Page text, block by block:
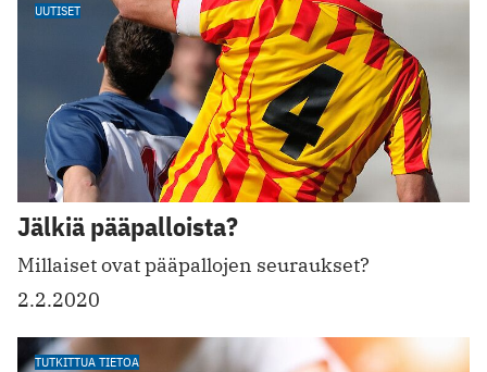
UUTISET
Jälkiä pääpalloista?
Millaiset ovat pääpallojen seuraukset?
2.2.2020
TUTKITTUA TIETOA